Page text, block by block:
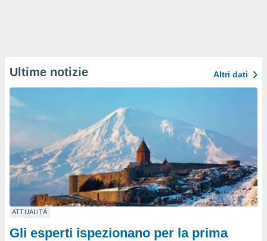
Ultime notizie Altri dati
ATTUALITÀ
Gli esperti ispezionano per la prima